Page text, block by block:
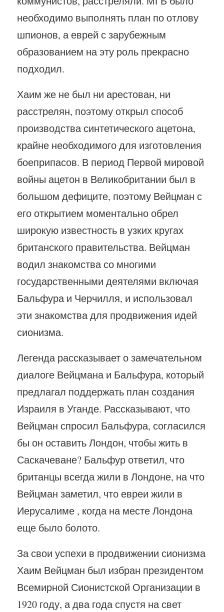
необходимо выполнять план по отлову
шпионов, а еврей с зарубежным
образованием на эту роль прекрасно
подходил.
Хаим же не был ни арестован, ни
расстрелян, поэтому открыл способ
производства синтетического ацетона,
крайне необходимого для изготовления
боеприпасов. В период Первой мировой
войны ацетон в Великобритании был в
большом дефиците, поэтому Вейцман с
его открытием моментально обрел
широкую известность в узких кругах
британского правительства. Вейцман
водил знакомства со многими
государственными деятелями включая
Бальфура и Черчилля, и использовал
эти знакомства для продвижения идей
сионизма.
Легенда рассказывает о замечательном
диалоге Вейцмана и Бальфура, который
предлагал поддержать план создания
Израиля в Уганде. Рассказывают, что
Вейцман спросил Бальфура, согласился
бы он оставить Лондон, чтобы жить в
Саскачеване? Бальфур ответил, что
британцы всегда жили в Лондоне, на что
Вейцман заметил, что евреи жили в
Иерусалиме , когда на месте Лондона
еще было болото.
За свои успехи в продвижении сионизма
Хаим Вейцман был избран президентом
Всемирной Сионистской Организации в
1920 году, а два года спустя на свет